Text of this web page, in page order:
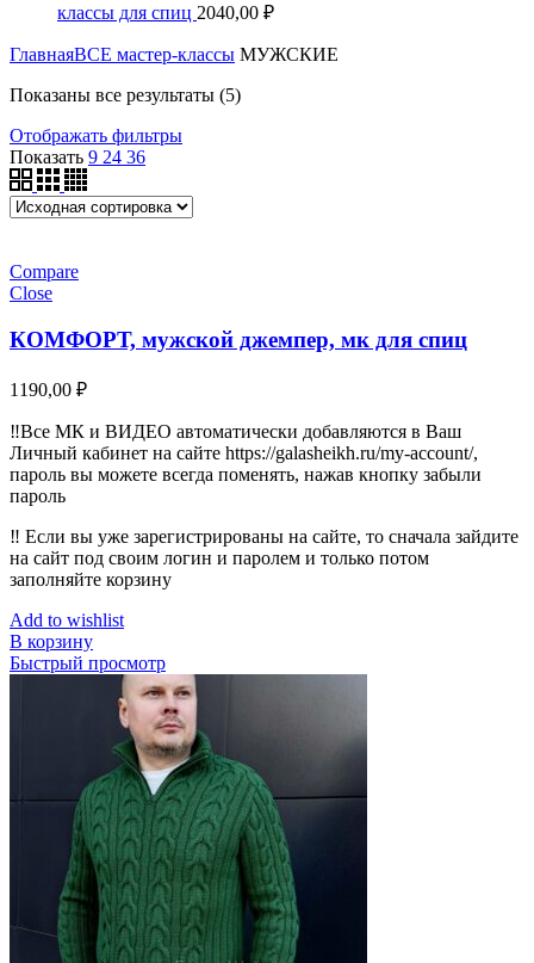
классы для спиц 2040,00 ₽
ГлавнаяВСЕ мастер-классы МУЖСКИЕ
Показаны все результаты (5)
Отображать фильтры
Показать 9 24 36
Compare
Close
КОМФОРТ, мужской джемпер, мк для спиц
1190,00 ₽
‼️Все МК и ВИДЕО автоматически добавляются в Ваш
Личный кабинет на сайте https://galasheikh.ru/my-account/,
пароль вы можете всегда поменять, нажав кнопку забыли
пароль
‼️ Если вы уже зарегистрированы на сайте, то сначала зайдите
на сайт под своим логин и паролем и только потом
заполняйте корзину
Add to wishlist
В корзину
Быстрый просмотр